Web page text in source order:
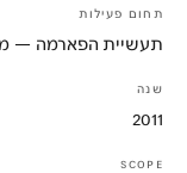
תחום פעילות
תעשיית הפארמה —
שנה
2011
SCOPE